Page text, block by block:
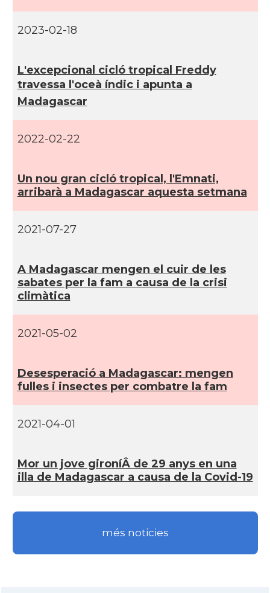
2023-02-18
L'excepcional cicló tropical Freddy
travessa l'oceà índic i apunta a
Madagascar
2022-02-22
Un nou gran cicló tropical, l'Emnati,
arribarà a Madagascar aquesta setmana
2021-07-27
A Madagascar mengen el cuir de les
sabates per la fam a causa de la crisi
climàtica
2021-05-02
Desesperació a Madagascar: mengen
fulles i insectes per combatre la fam
2021-04-01
Mor un jove gironí­Â­ de 29 anys en una
illa de Madagascar a causa de la Covid-19
més noticies